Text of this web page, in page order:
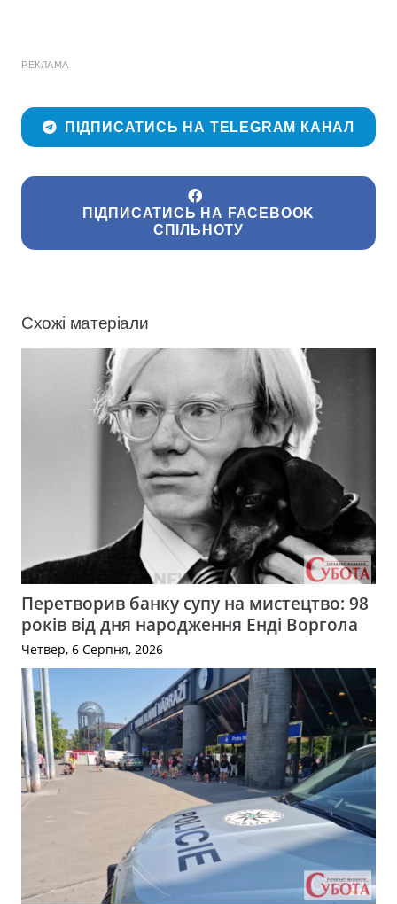
РЕКЛАМА
ПІДПИСАТИСЬ НА TELEGRAM КАНАЛ
ПІДПИСАТИСЬ НА FACEBOOK
СПІЛЬНОТУ
Схожі матеріали
Перетворив банку супу на мистецтво: 98
років від дня народження Енді Воргола
Четвер, 6 Серпня, 2026